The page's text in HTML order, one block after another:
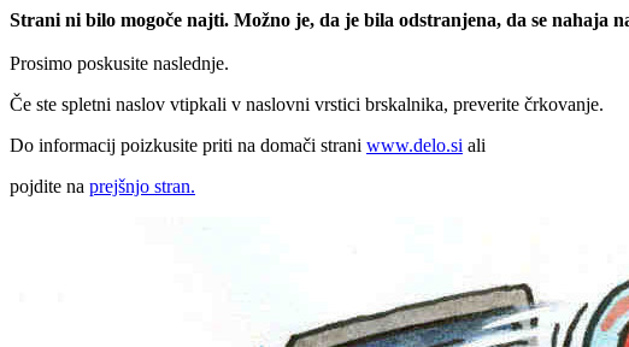
Strani ni bilo mogoče najti. Možno je, da je bila odstranjena, da se nahaja
Prosimo poskusite naslednje.
Če ste spletni naslov vtipkali v naslovni vrstici brskalnika, preverite črkovanje.
Do informacij poizkusite priti na domači strani www.delo.si ali
pojdite na prejšnjo stran.